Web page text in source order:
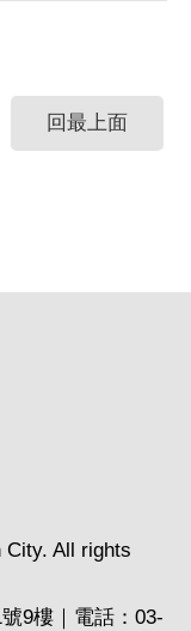
回最上面
City. All rights
9樓｜電話：03-